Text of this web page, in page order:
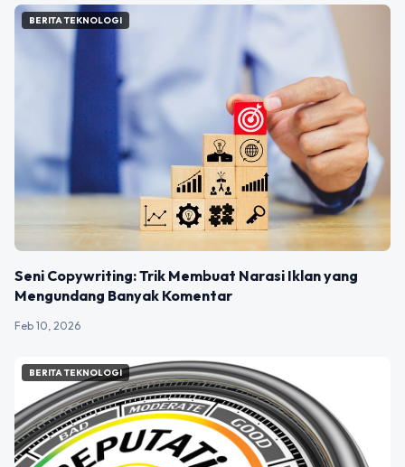
BERITA TEKNOLOGI
Seni Copywriting: Trik Membuat Narasi Iklan yang
Mengundang Banyak Komentar
Feb 10, 2026
BERITA TEKNOLOGI